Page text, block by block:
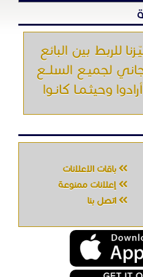
للربط بين البائع
لجميـع السلــع
وحيثـمـا كانـوا
باقات الإعلانات
إعلانات ممنوعة
اتصل بنا